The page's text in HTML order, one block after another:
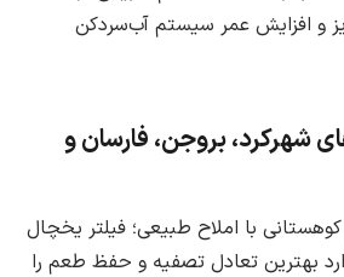
و افزایش عمر سیستم آب‌سردکن
شهرکرد، بروجن، فارسان و
با املاح طبیعی؛ فیلتر یخچال
بهترین تعادل تصفیه و حفظ طعم را